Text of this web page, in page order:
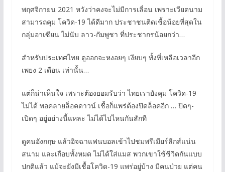
พฤศจิกายน 2021 หวังว่าคงจะไม่มีการเลื่อน เพราะเวียดนาม
สามารถคุม โควิด-19 ได้ดีมาก ประชาชนติดเชื้อน้อยที่สุดใน
กลุ่มอาเซียน ไม่นับ ลาว-กัมพูชา ที่ประชากรน้อยกว่า…
สำหรับประเทศไทย ดูออกจะหงอยๆ เงียบๆ ทั้งที่เหลือเวลาอีก
เพยง 2 เดือน เท่านั้น…
แต่ก็น่าเห็นใจ เพราะต้องยอมรับว่า ไทยเรายังคุม โควิด-19
ไม่ได้ พอคลายล็อคดาวน์ เชื้อก็แพร่ต้องปิดล็อคอีก … ปิดๆ-
เปิดๆ อยู่อย่างนี้แหละ ไม่ได้ไปไหนกันสักที
ดูคนอังกฤษ แล้วอิจฉาแฟนบอลเข้าไปชมพรีเมียร์ลีกส์แน่น
สนาม และเกือบทั้งหมด ไม่ได้ใส่แมส พวกเขาใช้ชีวิตกันแบบ
ปกติแล้ว แม้จะยังมีเชื้อโควิด-19 แพร่อยู่บ้าง มีคนป่วย แต่คน